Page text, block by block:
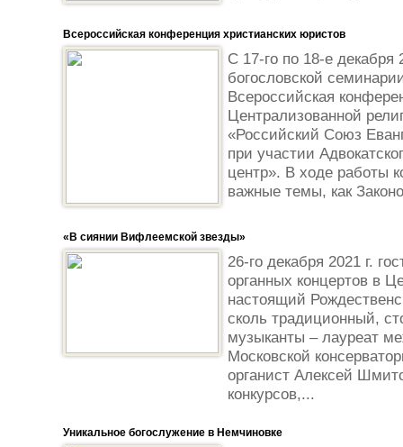
Всероссийская конференция христианских юристов
С 17-го по 18-е декабря
богословской
Всероссийская
Централизованной
«Российский Союз
при участии
центр». В ходе работы
важные темы, как
«В сиянии Вифлеемской звезды»
26-го декабря 2021 г.
органных концертов в
настоящий
сколь традиционный,
музыканты – лауреат
Московской
органист Алексей
конкурсов,...
Уникальное богослужение в Немчиновке